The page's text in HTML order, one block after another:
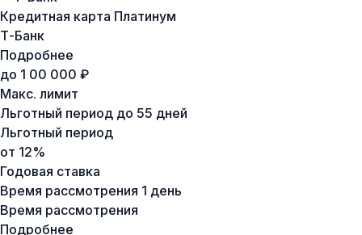
Кредитная карта Платинум
Т-Банк
Подробнее
до 1 00 000 ₽
Макс. лимит
Льготный период до 55 дней
Льготный период
от 12%
Годовая ставка
Время рассмотрения 1 день
Время рассмотрения
Подробнее